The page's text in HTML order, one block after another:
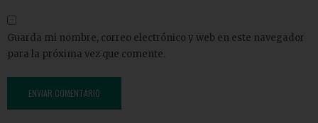
Guarda mi nombre, correo electrónico y web en este navegador
para la próxima vez que comente.